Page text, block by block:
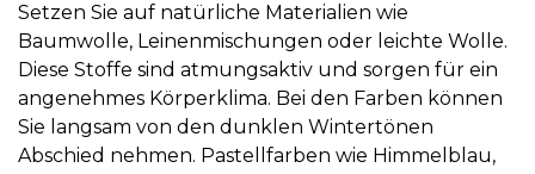
Setzen Sie auf natürliche Materialien wie
Baumwolle, Leinenmischungen oder leichte Wolle.
Diese Stoffe sind atmungsaktiv und sorgen für ein
angenehmes Körperklima. Bei den Farben können
Sie langsam von den dunklen Wintertönen
Abschied nehmen. Pastellfarben wie Himmelblau,